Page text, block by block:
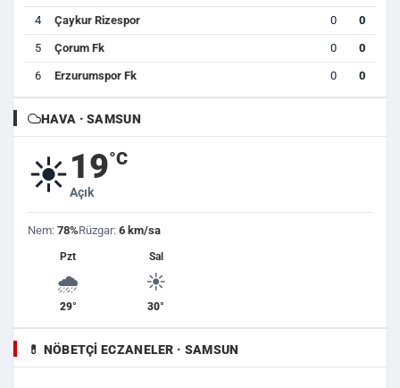
4 Çaykur Rizespor 0 0
5 Çorum Fk 0 0
6 Erzurumspor Fk 0 0
HAVA · SAMSUN
☀️19°C
Açık
Nem: 78%Rüzgar: 6 km/sa
Pzt
🌧️
29°
Sal
☀️
30°
💊 NÖBETÇI ECZANELER · SAMSUN